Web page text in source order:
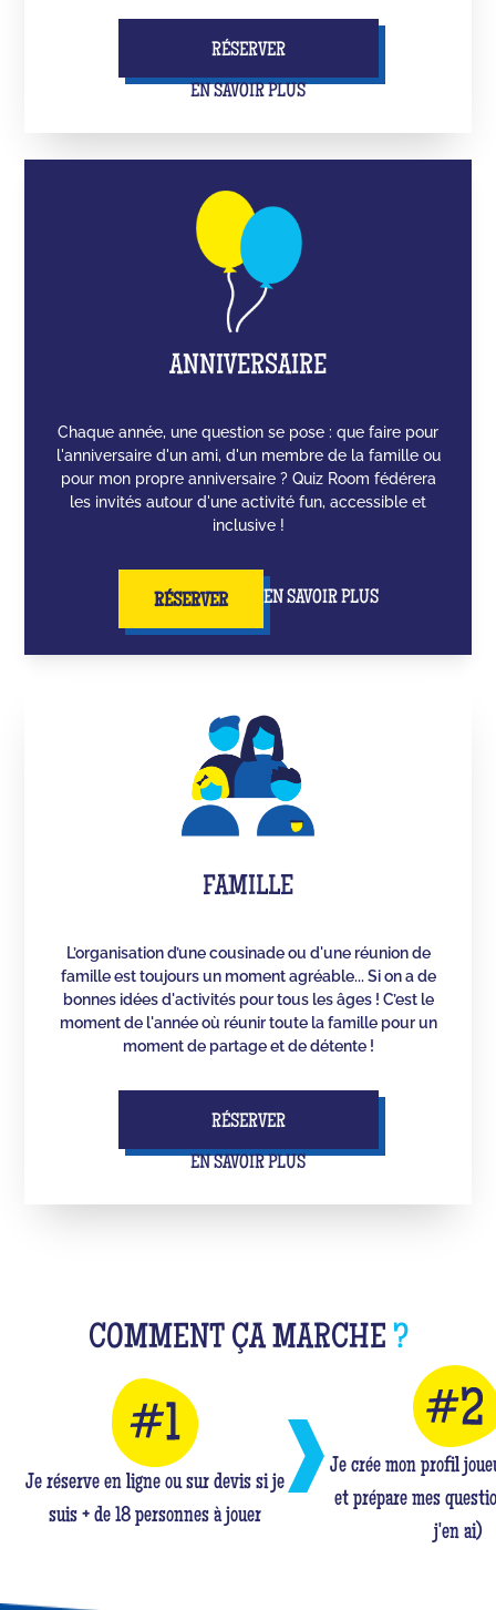
RÉSERVER
EN SAVOIR PLUS
ANNIVERSAIRE
Chaque année, une question se pose : que faire pour
l'anniversaire d'un ami, d'un membre de la famille ou
pour mon propre anniversaire ? Quiz Room fédérera
les invités autour d'une activité fun, accessible et
inclusive !
RÉSERVER EN SAVOIR PLUS
FAMILLE
L’organisation d’une cousinade ou d'une réunion de
famille est toujours un moment agréable... Si on a de
bonnes idées d'activités pour tous les âges ! C’est le
moment de l'année où réunir toute la famille pour un
moment de partage et de détente !
RÉSERVER
EN SAVOIR PLUS
COMMENT ÇA MARCHE ?
Je réserve en ligne ou sur devis si je
suis + de 18 personnes à jouer
Je crée mon profil
et prépare mes
j'en ai)